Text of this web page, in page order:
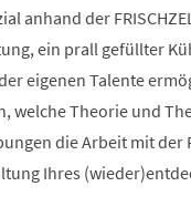
anhand der
ein prall gefüllter
eigenen Talente
welche Theorie und
die Arbeit mit der
Ihres